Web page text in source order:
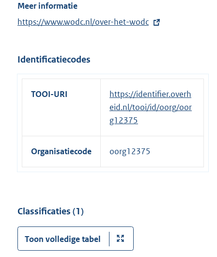
Meer informatie
E
e
r
https://www.wodc.nl/over-het-wodc
Identificatiecodes
TOOI-URI
https://identifier.overh
eid.nl/tooi/id/oorg/oor
g12375
Organisatiecode oorg12375
Classificaties (1)
Toon volledige tabel